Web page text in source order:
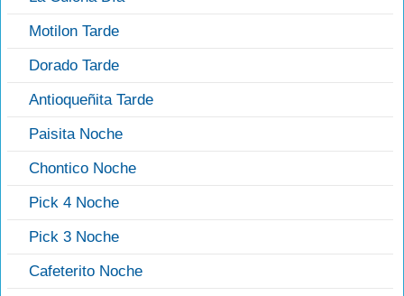
Motilon Tarde
Dorado Tarde
Antioqueñita Tarde
Paisita Noche
Chontico Noche
Pick 4 Noche
Pick 3 Noche
Cafeterito Noche